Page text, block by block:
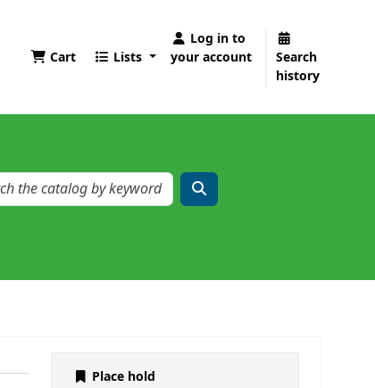
Cart Lists
Log in to
your account
Search
history
Place hold